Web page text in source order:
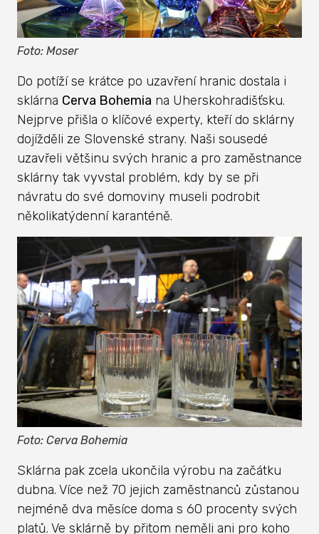
Foto: Moser
Do potíží se krátce po uzavření hranic dostala i
sklárna Cerva Bohemia na Uherskohradišťsku.
Nejprve přišla o klíčové experty, kteří do sklárny
dojížděli ze Slovenské strany. Naši sousedé
uzavřeli většinu svých hranic a pro zaměstnance
sklárny tak vyvstal problém, kdy by se při
návratu do své domoviny museli podrobit
několikatýdenní karanténě.
Foto: Cerva Bohemia
Sklárna pak zcela ukončila výrobu na začátku
dubna. Více než 70 jejich zaměstnanců zůstanou
nejméně dva měsíce doma s 60 procenty svých
platů. Ve sklárně by přitom neměli ani pro koho